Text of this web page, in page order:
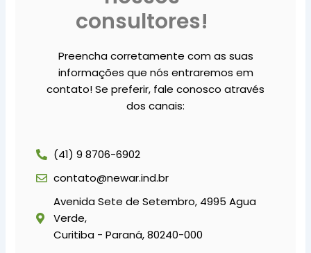
consultores!
Preencha corretamente com as suas
informações que nós entraremos em
contato! Se preferir, fale conosco através
dos canais:
(41) 9 8706-6902
contato@newar.ind.br
Avenida Sete de Setembro, 4995 Agua
Verde,
Curitiba - Paraná, 80240-000